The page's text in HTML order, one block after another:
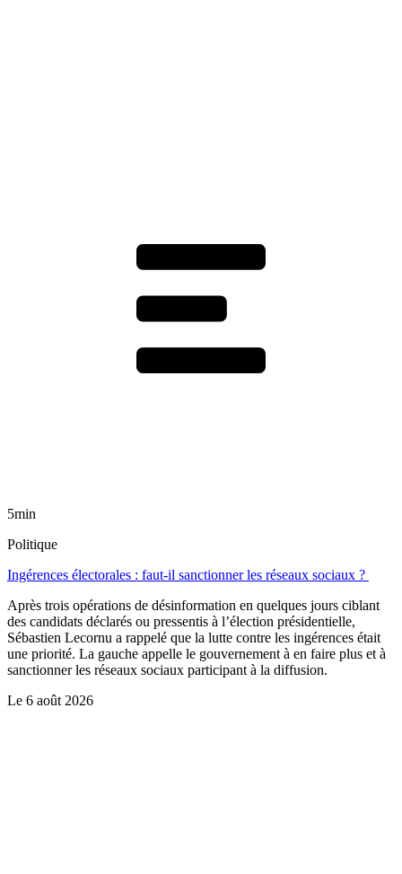
5min
Politique
Ingérences électorales : faut-il sanctionner les réseaux sociaux ?
Après trois opérations de désinformation en quelques jours ciblant
des candidats déclarés ou pressentis à l’élection présidentielle,
Sébastien Lecornu a rappelé que la lutte contre les ingérences était
une priorité. La gauche appelle le gouvernement à en faire plus et à
sanctionner les réseaux sociaux participant à la diffusion.
Le 6 août 2026